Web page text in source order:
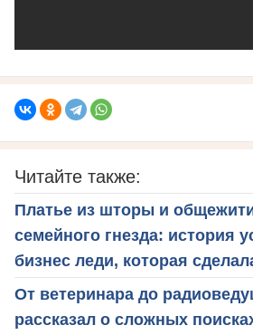
Читайте также:
Платье из шторы и
семейного гнезда: история
бизнес леди, которая
От ветеринара до
рассказал о сложных